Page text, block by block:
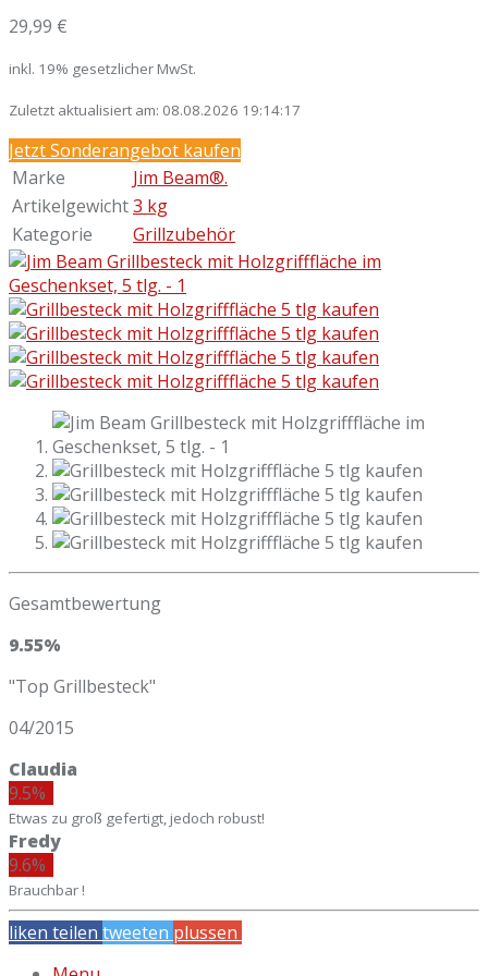
29,99 €
inkl. 19% gesetzlicher MwSt.
Zuletzt aktualisiert am: 08.08.2026 19:14:17
Jetzt Sonderangebot kaufen
Marke
Jim Beam®.
Artikelgewicht3 kg
Kategorie
Grillzubehör
Gesamtbewertung
9.55%
"Top Grillbesteck"
04/2015
Claudia
9.5%
Etwas zu groß gefertigt, jedoch robust!
Fredy
9.6%
Brauchbar !
liken teilen tweeten plussen